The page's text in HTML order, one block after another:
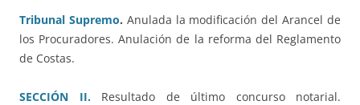
Tribunal Supremo. Anulada la modificación del Arancel de
los Procuradores. Anulación de la reforma del Reglamento
de Costas.
SECCIÓN II.Resultado de último concurso notarial.